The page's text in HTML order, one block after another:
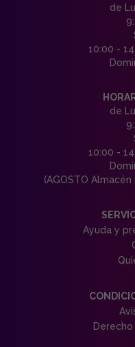
de
10:00 -
de
10:00 -
(AGOSTO
Ayuda y